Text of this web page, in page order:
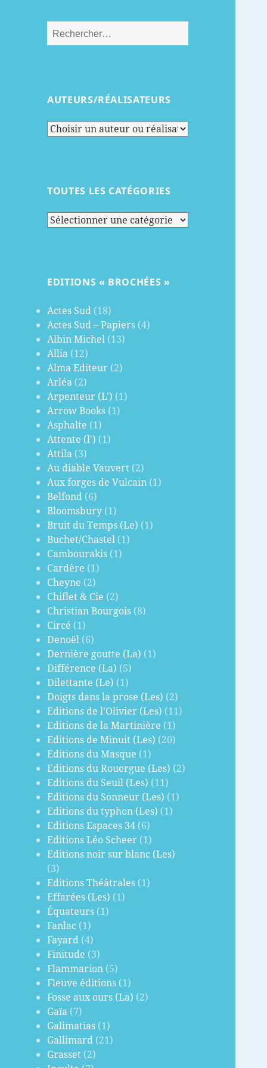
Rechercher :
AUTEURS/RÉALISATEURS
TOUTES LES CATÉGORIES
Toutes
EDITIONS « BROCHÉES »
Actes Sud (18)
Actes Sud – Papiers (4)
Albin Michel (13)
Allia (12)
Alma Editeur (2)
Arléa (2)
Arpenteur (L') (1)
Arrow Books (1)
Asphalte (1)
Attente (l') (1)
Attila (3)
Au diable Vauvert (2)
Aux forges de Vulcain (1)
Belfond (6)
Bloomsbury (1)
Bruit du Temps (Le) (1)
Buchet/Chastel (1)
Cambourakis (1)
Cardère (1)
Cheyne (2)
Chiflet & Cie (2)
Christian Bourgois (8)
Circé (1)
Denoël (6)
Dernière goutte (La) (1)
Différence (La) (5)
Dilettante (Le) (1)
Doigts dans la prose (Les) (2)
Editions de l'Olivier (Les) (11)
Editions de la Martinière (1)
Editions de Minuit (Les) (20)
Editions du Masque (1)
Editions du Rouergue (Les) (2)
Editions du Seuil (Les) (11)
Editions du Sonneur (Les) (1)
Editions du typhon (Les) (1)
Editions Espaces 34 (6)
Editions Léo Scheer (1)
Editions noir sur blanc (Les)
(3)
Editions Théâtrales (1)
Effarées (Les) (1)
Équateurs (1)
Fanlac (1)
Fayard (4)
Finitude (3)
Flammarion (5)
Fleuve éditions (1)
Fosse aux ours (La) (2)
Gaïa (7)
Galimatias (1)
Gallimard (21)
Grasset (2)